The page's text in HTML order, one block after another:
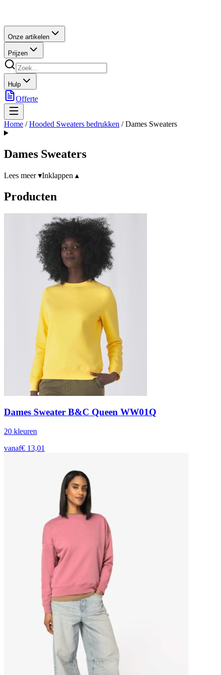
Onze artikelen
Prijzen
Hulp
Offerte
Home /Hooded Sweaters bedrukken /Dames Sweaters
Dames Sweaters
Lees meer ▾Inklappen ▴
Producten
Dames Sweater B&C Queen WW01Q
20 kleuren
vanaf€ 13,01